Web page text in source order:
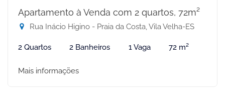
Apartamento à Venda com 2 quartos, 72m²
Rua Inácio Higino - Praia da Costa, Vila Velha-ES
2 Quartos 2 Banheiros 1 Vaga 72 m²
Mais informações